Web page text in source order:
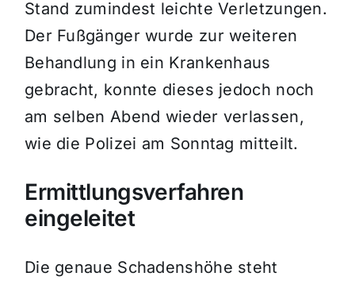
Stand zumindest leichte Verletzungen.
Der Fußgänger wurde zur weiteren
Behandlung in ein Krankenhaus
gebracht, konnte dieses jedoch noch
am selben Abend wieder verlassen,
wie die Polizei am Sonntag mitteilt.
Ermittlungsverfahren
eingeleitet
Die genaue Schadenshöhe steht